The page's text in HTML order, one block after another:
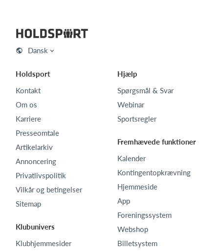
Dansk
Holdsport
Kontakt
Om os
Karriere
Presseomtale
Artikelarkiv
Annoncering
Privatlivspolitik
Vilkår og betingelser
Sitemap
Klubunivers
Klubhjemmesider
Hjælp
Spørgsmål & Svar
Webinar
Sportsregler
Fremhævede funktioner
Kalender
Kontingentopkrævning
Hjemmeside
App
Foreningssystem
Webshop
Billetsystem